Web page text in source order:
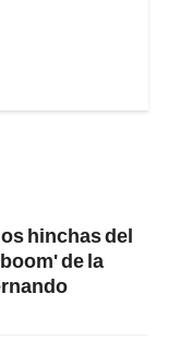
hinchas del
de la